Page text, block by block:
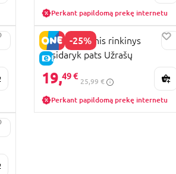
Perkant papildomą prekę internetu
-25%
E-KAINA
STMT kūrybinis rinkinys
pasidaryk pats Užrašų
dekoravimo rinkinys, 74310
19,49 €
25,99 €
Perkant papildomą prekę internetu